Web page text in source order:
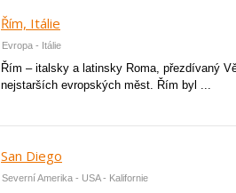
Řím, Itálie
Evropa - Itálie
Řím – italsky a latinsky Roma, přezdívaný
nejstarších evropských měst. Řím byl ...
San Diego
Severní Amerika - USA - Kalifornie